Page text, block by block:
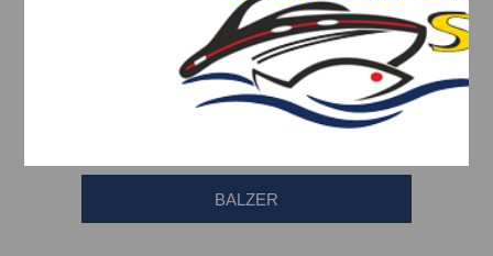
X-PARAGON
BEHR
BALZER